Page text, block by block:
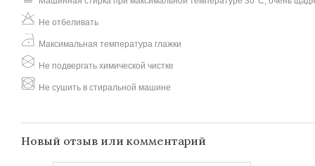
Не отбеливать
Максимальная температура глажки
Не подвергать химической чистке
Не сушить в стиральной машине
Новый отзыв или комментарий